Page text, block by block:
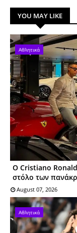
YOU MAY LIKE
Αθλητικά
Ο Cristiano
στόλο των
August 07, 2026
Αθλητικά